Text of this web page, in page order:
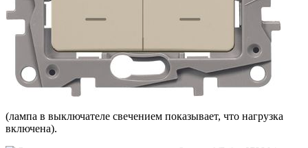
(лампа в выключателе свечением показывает, что нагрузка
включена).